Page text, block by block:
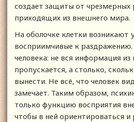
создает защиты от чрезмерных
приходящих из внешнего мира.
На оболочке клетки возникают
восприимчивые к раздражению.
человека: не вся информация
пропускается, а столько,
вынести. Не всё, что человек
замечает. Таким образом,
только функцию восприятия
чтобы в ней ориентироваться и